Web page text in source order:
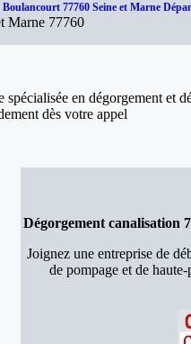
77760 Seine et Marne
Marne 77760
spécialisée en dégorgement et
dès votre appel
Dégorgement canalisation
Joignez une entreprise de
de pompage et de